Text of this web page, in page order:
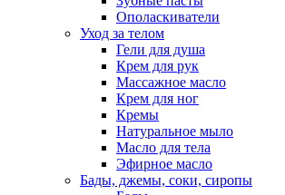
Ополаскиватели
Уход за телом
Гели для душа
Крем для рук
Массажное масло
Крем для ног
Кремы
Натуральное мыло
Масло для тела
Эфирное масло
Бады, джемы, соки, сиропы